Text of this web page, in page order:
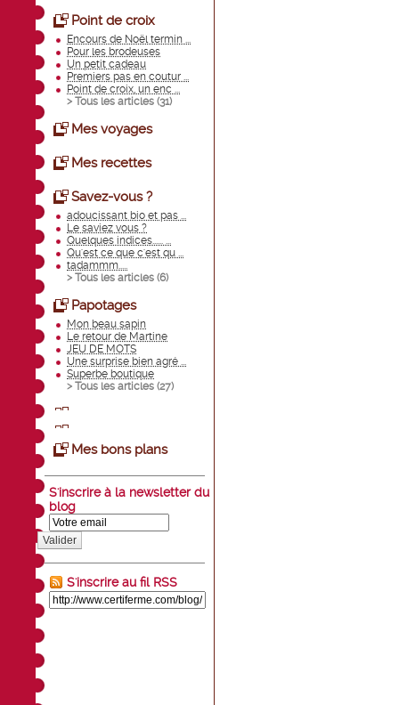
Point de croix
Encours de Noël termin ...
Pour les brodeuses
Un petit cadeau
Premiers pas en coutur ...
Point de croix, un enc ...
> Tous les articles (31)
Mes voyages
Mes recettes
Savez-vous ?
adoucissant bio et pas ...
Le saviez vous ?
Quelques indices...... ...
Qu'est ce que c'est qu ...
tadammm.....
> Tous les articles (6)
Papotages
Mon beau sapin
Le retour de Martine
JEU DE MOTS
Une surprise bien agré ...
Superbe boutique
> Tous les articles (27)
Mes bons plans
S'inscrire à la newsletter du
blog
Valider
S'inscrire au fil RSS